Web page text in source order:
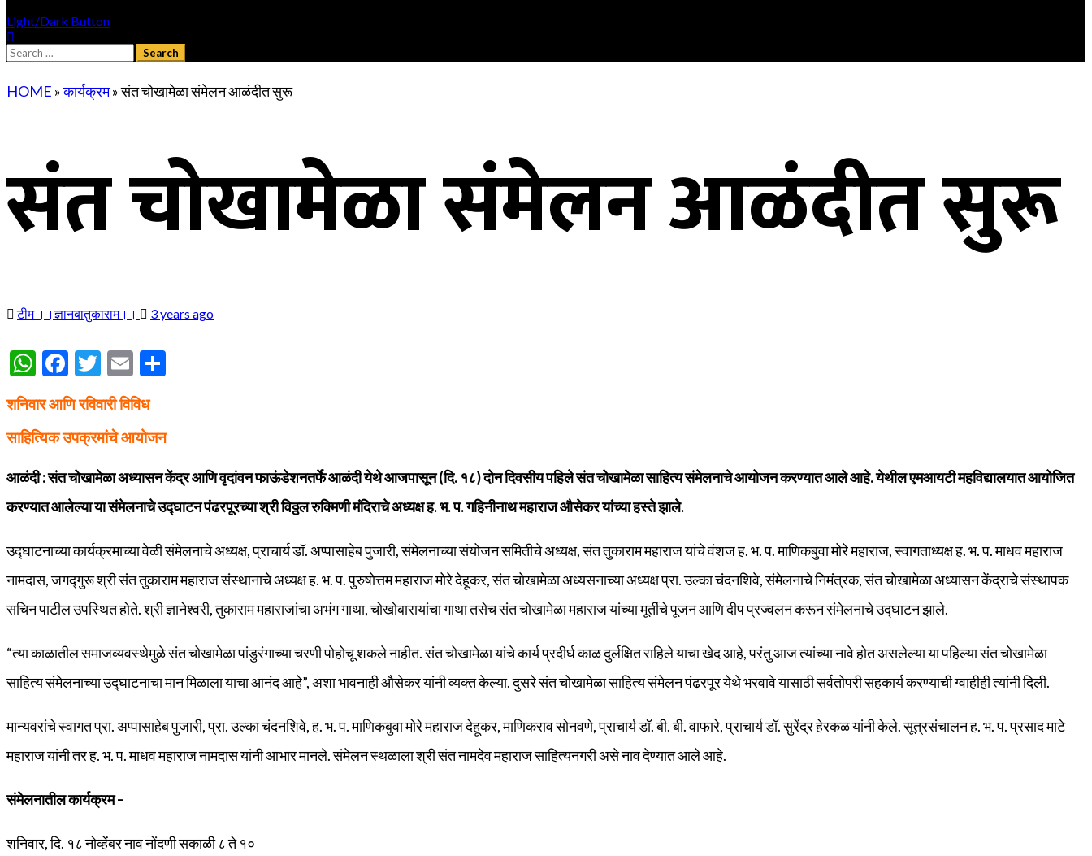
Light/Dark Button
Search
for:
HOME »कार्यक्रम»संत चोखामेळा संमेलन आळंदीत सुरू
संत चोखामेळा संमेलन आळंदीत सुरू
टीम ।।ज्ञानबातुकाराम।। 3 years ago
WhatsApp
Facebook
Twitter
Email
शनिवार आणि रविवारी विविध
साहित्यिक उपक्रमांचे आयोजन
आळंदी : संत चोखामेळा अध्यासन केंद्र आणि वृदांवन फाऊंडेशनतर्फे आळंदी येथे आजपासून (दि. १८) दोन दिवसीय पहिले संत चोखामेळा साहित्य संमेलनाचे आयोजन करण्यात आले आहे. येथील एमआयटी महविद्यालयात आयोजित
करण्यात आलेल्या या संमेलनाचे उद्घाटन पंढरपूरच्या श्री विठ्ठल रुक्मिणी मंदिराचे अध्यक्षह. भ. प. गहिनीनाथ महाराज औसेकर यांच्या हस्ते झाले.
उद्घाटनाच्या कार्यक्रमाच्या वेळी संमेलनाचे अध्यक्ष, प्राचार्य डॉ. अप्पासाहेब पुजारी, संमेलनाच्या संयोजन समितीचे अध्यक्ष, संत तुकाराम महाराज यांचे वंशज ह. भ. प. माणिकबुवा मोरे महाराज, स्वागताध्यक्ष ह. भ. प. माधव महाराज
नामदास, जगद्गुरू श्री संत तुकाराम महाराज संस्थानाचे अध्यक्ष ह. भ. प. पुरुषोत्तम महाराज मोरे देहूकर, संत चोखामेळा अध्यसनाच्या अध्यक्ष प्रा. उल्का चंदनशिवे, संमेलनाचे निमंत्रक, संत चोखामेळा अध्यासन केंद्राचे संस्थापक
सचिन पाटील उपस्थित होते. श्री ज्ञानेश्वरी, तुकाराम महाराजांचा अभंग गाथा, चोखोबारायांचा गाथा तसेच संत चोखामेळा महाराज यांच्या मूर्तीचे पूजन आणि दीप प्रज्वलन करून संमेलनाचे उद्घाटन झाले.
“त्या काळातील समाजव्यवस्थेमुळे संत चोखामेळा पांडुरंगाच्या चरणी पोहोचू शकले नाहीत. संत चोखामेळा यांचे कार्य प्रदीर्घ काळ दुर्लक्षित राहिले याचा खेद आहे, परंतु आज त्यांच्या नावे होत असलेल्या या पहिल्या संत चोखामेळा
साहित्य संमेलनाच्या उद्घाटनाचा मान मिळाला याचा आनंद आहे”, अशा भावनाही औसेकर यांनी व्यक्त केल्या. दुसरे संत चोखामेळा साहित्य संमेलन पंढरपूर येथे भरवावे यासाठी सर्वतोपरी सहकार्य करण्याची ग्वाहीही त्यांनी दिली.
मान्यवरांचे स्वागत प्रा. अप्पासाहेब पुजारी, प्रा. उल्का चंदनशिवे, ह. भ. प. माणिकबुवा मोरे महाराज देहूकर, माणिकराव सोनवणे, प्राचार्य डॉ. बी. बी. वाफारे, प्राचार्य डॉ. सुरेंद्र हेरकळ यांनी केले. सूत्रसंचालन ह. भ. प. प्रसाद माटे
महाराज यांनी तर ह. भ. प. माधव महाराज नामदास यांनी आभार मानले. संमेलन स्थळाला श्री संत नामदेव महाराज साहित्यनगरी असे नाव देण्यात आले आहे.
संमेलनातील कार्यक्रम –
शनिवार, दि. १८ नोव्हेंबर नाव नोंदणी सकाळी ८ ते १०